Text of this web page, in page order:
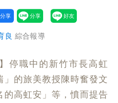
良 綜合報導
停職中的新竹市長高虹
的旅美教授陳時奮發文
高虹安」等，憤而提告